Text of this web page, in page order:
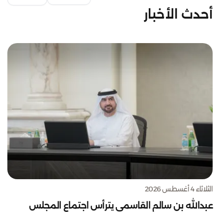
أحدث الأخبار
الثلاثاء 4 أغسطس 2026
عبدالله بن سالم القاسمي يترأس اجتماع المجلس